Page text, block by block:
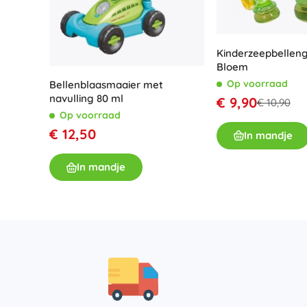
Accessoires
Batterijen
Vervangende onderdelen
Cadeaubonnen
Bellenblaasmaaier met
navulling 80 ml
Op voorraad
€ 12,50
In mandje
Bloem
Op voorraad
€ 9,90€ 10,90
In mandje